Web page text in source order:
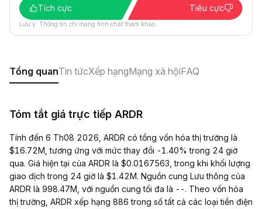
Tích cực
Tiêu cực
Lưu ý: Thông tin chỉ mang tính chất tham khảo.
Tổng quanTin tứcXếp hạngMạng xã hộiFAQ
Tóm tắt giá trực tiếp ARDR
Tính đến 6 Th08 2026, ARDR có tổng vốn hóa thị trường là
$16.72M, tương ứng với mức thay đổi -1.40% trong 24 giờ
qua. Giá hiện tại của ARDR là $0.0167563, trong khi khối lượng
giao dịch trong 24 giờ là $1.42M. Nguồn cung Lưu thông của
ARDR là 998.47M, với nguồn cung tối đa là --. Theo vốn hóa
thị trường, ARDR xếp hạng 886 trong số tất cả các loại tiền điện